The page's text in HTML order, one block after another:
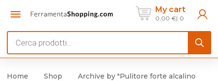
My cart
0,00 € 0
search
Home Shop
Archive by "Pulitore forte alcalino